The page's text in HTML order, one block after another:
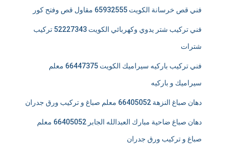
فني قص خرسانة الكويت 65932555 مقاول قص وفتح كور
فني تركيب شتر يدوي وكهربائي الكويت 52227343 تركيب
شترات
فني تركيب باركيه سيراميك الكويت 66447375 معلم
سيراميك و باركيه
دهان صباغ النزهة 66405052 معلم صباغ و تركيب ورق جدران
دهان صباغ ضاحية مبارك العبدالله الجابر 66405052 معلم
صباغ و تركيب ورق جدران